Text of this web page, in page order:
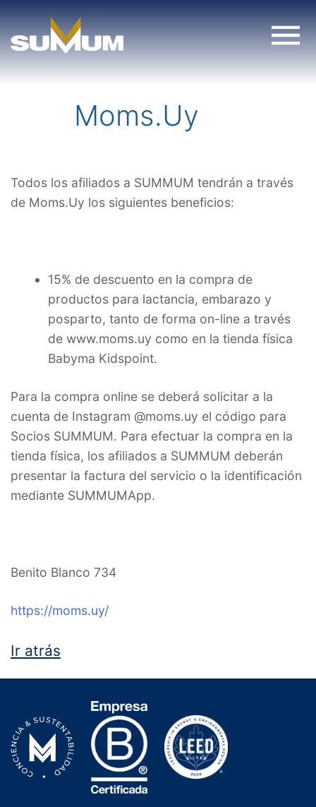
content
Moms.Uy
Todos los afiliados a SUMMUM tendrán a través
de Moms.Uy los siguientes beneficios:
15% de descuento en la compra de
productos para lactancia, embarazo y
posparto, tanto de forma on-line a través
de www.moms.uy como en la tienda física
Babyma Kidspoint.
Para la compra online se deberá solicitar a la
cuenta de Instagram @moms.uy el código para
Socios SUMMUM. Para efectuar la compra en la
tienda física, los afiliados a SUMMUM deberán
presentar la factura del servicio o la identificación
mediante SUMMUMApp.
Benito Blanco 734
https://moms.uy/
Ir atrás